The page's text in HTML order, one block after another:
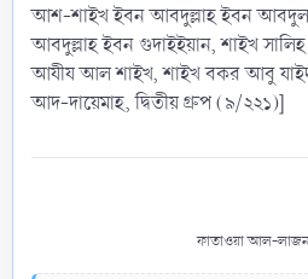
আশ-শাইখ ইবন আবদুল্লাহ ইবন আবদুল
আবদুল্লাহ ইবন গুদাইইয়ান, শাইখ
আযীয আল শাইখ, শাইখ বকর আবু
আদ-দায়েমাহ, দ্বিতীয় গ্রুপ (৯/২২১)]
ফাতাওয়া আল-